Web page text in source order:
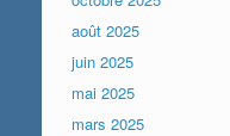
août 2025
juin 2025
mai 2025
mars 2025